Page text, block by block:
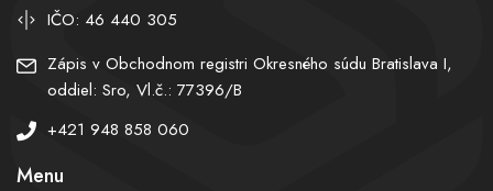
IČO: 46 440 305
Zápis v Obchodnom registri Okresného súdu Bratislava I,
oddiel: Sro, Vl.č.: 77396/B
+421 948 858 060
Menu